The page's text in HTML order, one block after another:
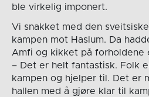
ble virkelig imponert.
Vi snakket med den
kampen mot Haslum. Da
Amfi og kikket på forholdene
– Det er helt fantastisk. Folk
kampen og hjelper til. Det er
hallen med å gjøre klar til